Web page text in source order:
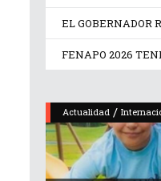
EL GOBERNADOR
FENAPO 2026
Actualidad /